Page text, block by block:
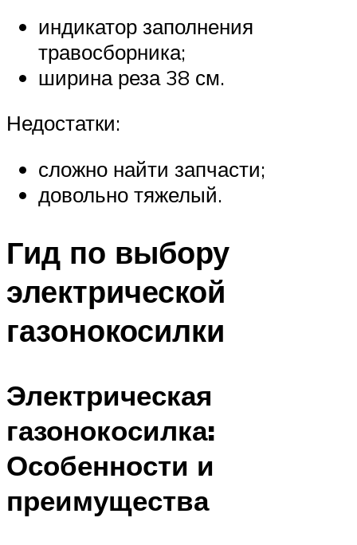
индикатор заполнения
травосборника;
ширина реза 38 см.
Недостатки:
сложно найти запчасти;
довольно тяжелый.
Гид по выбору
электрической
газонокосилки
Электрическая
газонокосилка:
Особенности и
преимущества